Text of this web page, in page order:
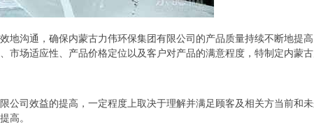
沟通，确保内蒙古力伟环保集团有限公司的产品质量持续不断地提
场适应性、产品价格定位以及客户对产品的满意程度，特制定内蒙
公司效益的提高，一定程度上取决于理解并满足顾客及相关方当前和
高。